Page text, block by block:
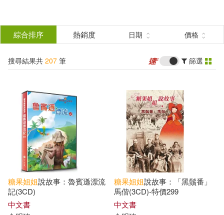
結
分類 (單選)
所有商品(207) 圖書(19)
有聲書(188)
作者 (可複選)
糖果姐姐(188) 金明瑋(8)
綜合排序 熱銷度 日期 價格
搜尋結果共 207 筆 篩選
糖果姐姐說故事：魯賓遜漂流
記(3CD)
中文書
糖果姐姐說故事：「黑鬚番」
馬偕(3CD)-特價299
中文書